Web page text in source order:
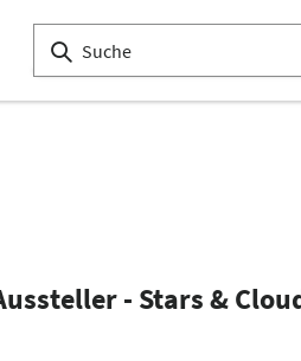
- Stars &